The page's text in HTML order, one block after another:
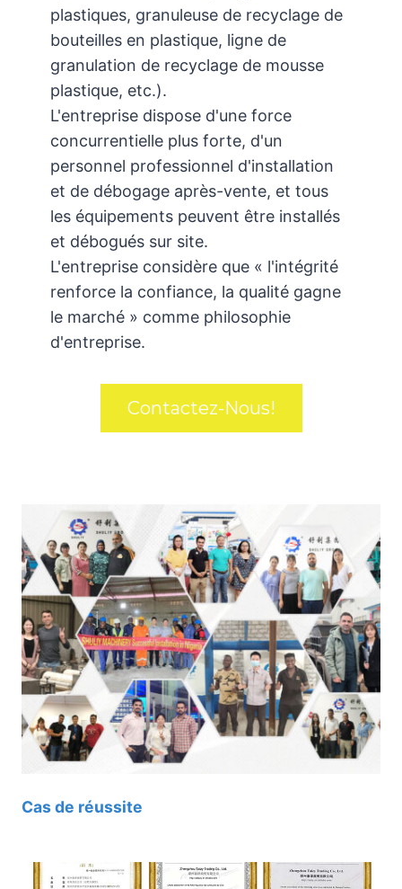
plastiques, granuleuse de recyclage de
bouteilles en plastique, ligne de
granulation de recyclage de mousse
plastique, etc.).
L'entreprise dispose d'une force
concurrentielle plus forte, d'un
personnel professionnel d'installation
et de débogage après-vente, et tous
les équipements peuvent être installés
et débogués sur site.
L'entreprise considère que « l'intégrité
renforce la confiance, la qualité gagne
le marché » comme philosophie
d'entreprise.
Contactez-Nous!
Cas de réussite